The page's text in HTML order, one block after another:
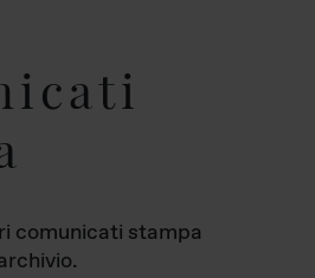
comunicati stampa